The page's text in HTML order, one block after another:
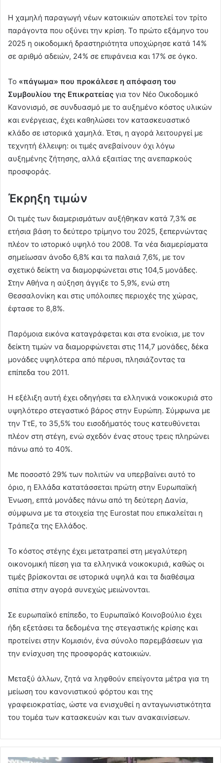
Η χαμηλή παραγωγή νέων κατοικιών αποτελεί τον τρίτο
παράγοντα που οξύνει την κρίση. Το πρώτο εξάμηνο του
2025 η οικοδομική δραστηριότητα υποχώρησε κατά 14%
σε αριθμό αδειών, 24% σε επιφάνεια και 17% σε όγκο.
Το «πάγωμα» που προκάλεσε η απόφαση του
Συμβουλίου της Επικρατείας για τον Νέο Οικοδομικό
Κανονισμό, σε συνδυασμό με το αυξημένο κόστος υλικών
και ενέργειας, έχει καθηλώσει τον κατασκευαστικό
κλάδο σε ιστορικά χαμηλά. Έτσι, η αγορά λειτουργεί με
τεχνητή έλλειψη: οι τιμές ανεβαίνουν όχι λόγω
αυξημένης ζήτησης, αλλά εξαιτίας της ανεπαρκούς
προσφοράς.
Έκρηξη τιμών
Οι τιμές των διαμερισμάτων αυξήθηκαν κατά 7,3% σε
ετήσια βάση το δεύτερο τρίμηνο του 2025, ξεπερνώντας
πλέον το ιστορικό υψηλό του 2008. Τα νέα διαμερίσματα
σημείωσαν άνοδο 6,8% και τα παλαιά 7,6%, με τον
σχετικό δείκτη να διαμορφώνεται στις 104,5 μονάδες.
Στην Αθήνα η αύξηση άγγιξε το 5,9%, ενώ στη
Θεσσαλονίκη και στις υπόλοιπες περιοχές της χώρας,
έφτασε το 8,8%.
Παρόμοια εικόνα καταγράφεται και στα ενοίκια, με τον
δείκτη τιμών να διαμορφώνεται στις 114,7 μονάδες, δέκα
μονάδες υψηλότερα από πέρυσι, πλησιάζοντας τα
επίπεδα του 2011.
Η εξέλιξη αυτή έχει οδηγήσει τα ελληνικά νοικοκυριά στο
υψηλότερο στεγαστικό βάρος στην Ευρώπη. Σύμφωνα με
την ΤτΕ, το 35,5% του εισοδήματός τους κατευθύνεται
πλέον στη στέγη, ενώ σχεδόν ένας στους τρεις πληρώνει
πάνω από το 40%.
Με ποσοστό 29% των πολιτών να υπερβαίνει αυτό το
όριο, η Ελλάδα κατατάσσεται πρώτη στην Ευρωπαϊκή
Ένωση, επτά μονάδες πάνω από τη δεύτερη Δανία,
σύμφωνα με τα στοιχεία της Eurostat που επικαλείται η
Τράπεζα της Ελλάδος.
Το κόστος στέγης έχει μετατραπεί στη μεγαλύτερη
οικονομική πίεση για τα ελληνικά νοικοκυριά, καθώς οι
τιμές βρίσκονται σε ιστορικά υψηλά και τα διαθέσιμα
σπίτια στην αγορά συνεχώς μειώνονται.
Σε ευρωπαϊκό επίπεδο, το Ευρωπαϊκό Κοινοβούλιο έχει
ήδη εξετάσει τα δεδομένα της στεγαστικής κρίσης και
προτείνει στην Κομισιόν, ένα σύνολο παρεμβάσεων για
την ενίσχυση της προσφοράς κατοικιών.
Μεταξύ άλλων, ζητά να ληφθούν επείγοντα μέτρα για τη
μείωση του κανονιστικού φόρτου και της
γραφειοκρατίας, ώστε να ενισχυθεί η ανταγωνιστικότητα
του τομέα των κατασκευών και των ανακαινίσεων.